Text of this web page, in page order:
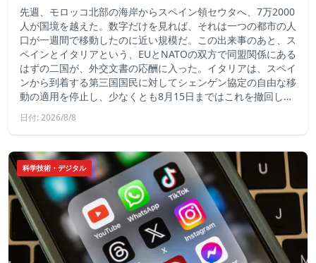
先週、モロッコ北部の海岸からスペイン領セウタへ、7万2000
人が国境を越えた。数字だけを見れば、それは一つの都市の人
口が一週間で移動したのに近い規模だ。この出来事のあと、ス
ペインとイタリアという、EUとNATOの双方で同盟関係にある
はずの二国が、外交文書の応酬に入った。イタリアは、スペイ
ンから到着する第三国国民に対してシェンゲン協定の自由な移
動の適用を停止し、少なくとも8月15日まではこれを撤回し…
日付: 2026/8/8
科学技術・デジタル